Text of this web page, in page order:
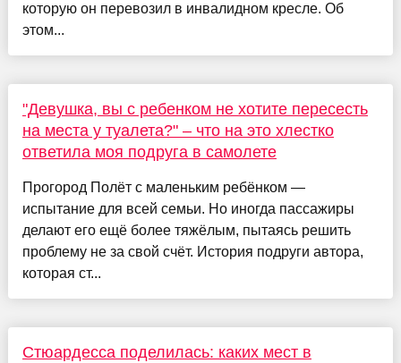
которую он перевозил в инвалидном кресле. Об
этом...
"Девушка, вы с ребенком не хотите пересесть
на места у туалета?" – что на это хлестко
ответила моя подруга в самолете
Прогород Полёт с маленьким ребёнком —
испытание для всей семьи. Но иногда пассажиры
делают его ещё более тяжёлым, пытаясь решить
проблему не за свой счёт. История подруги автора,
которая ст...
Стюардесса поделилась: каких мест в